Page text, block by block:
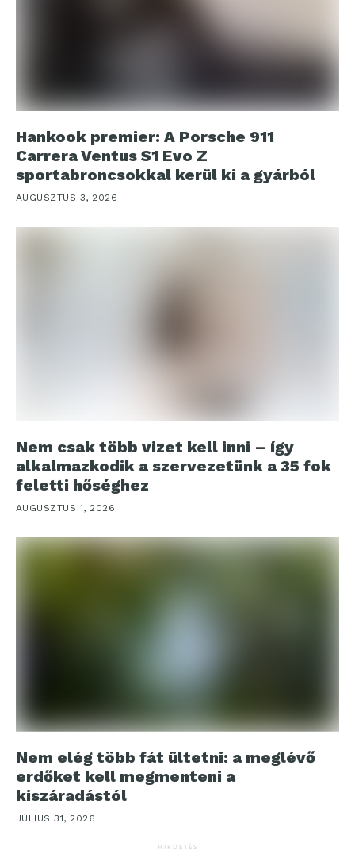
Hankook premier: A Porsche 911
Carrera Ventus S1 Evo Z
sportabroncsokkal kerül ki a gyárból
AUGUSZTUS 3, 2026
Nem csak több vizet kell inni – így
alkalmazkodik a szervezetünk a 35 fok
feletti hőséghez
AUGUSZTUS 1, 2026
Nem elég több fát ültetni: a meglévő
erdőket kell megmenteni a
kiszáradástól
JÚLIUS 31, 2026
HIRDETÉS